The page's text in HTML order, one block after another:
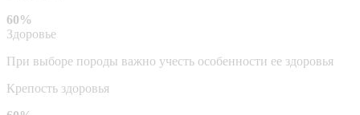
60%
Здоровье
При выборе породы важно учесть особенности ее здоровья
Крепость здоровья